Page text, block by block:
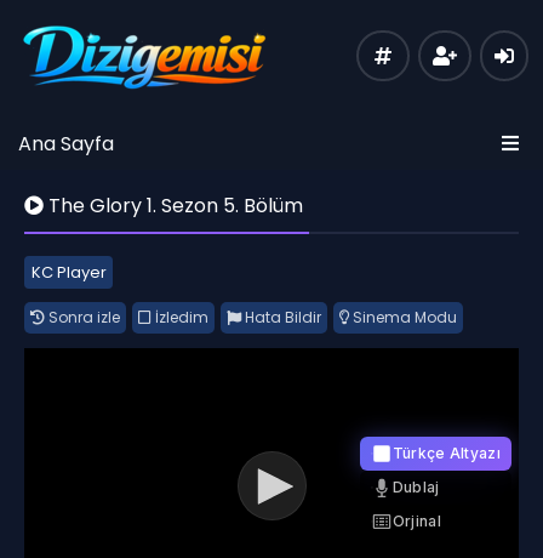
Ana Sayfa
The Glory 1. Sezon 5. Bölüm
KC Player
Sonra izle İzledim Hata Bildir Sinema Modu